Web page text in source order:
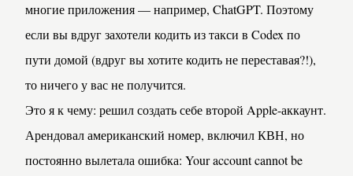
многие приложения — например, ChatGPT. Поэтому
если вы вдруг захотели кодить из такси в Codex по
пути домой (вдруг вы хотите кодить не переставая?!),
то ничего у вас не получится.
Это я к чему: решил создать себе второй Apple-аккаунт.
Арендовал американский номер, включил КВН, но
постоянно вылетала ошибка: Your account cannot be